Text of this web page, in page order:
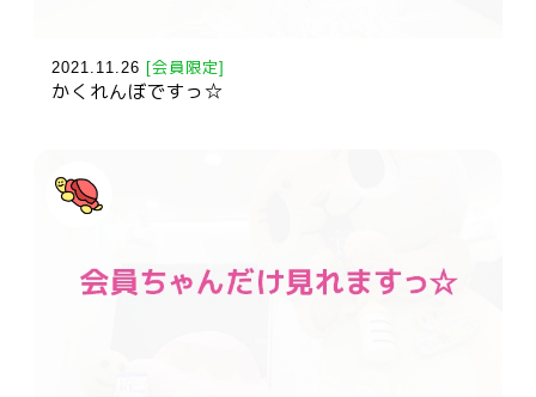
2021.11.26 [会員限定]
かくれんぼですっ☆